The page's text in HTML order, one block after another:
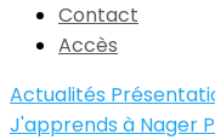
Contact
Accès
Actualités
J'apprends à Nager